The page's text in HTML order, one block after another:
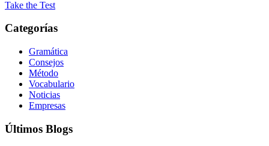
Take the Test
Categorías
Gramática
Consejos
Método
Vocabulario
Noticias
Empresas
Últimos Blogs